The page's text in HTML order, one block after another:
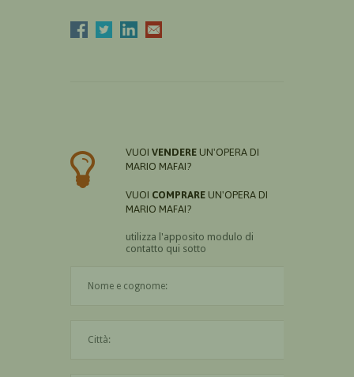
VUOI VENDERE UN'OPERA DI
MARIO MAFAI?
VUOI COMPRARE UN'OPERA DI
MARIO MAFAI?
utilizza l'apposito modulo di
contatto qui sotto